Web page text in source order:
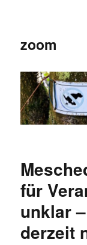
zoom
für
unklar
derzeit